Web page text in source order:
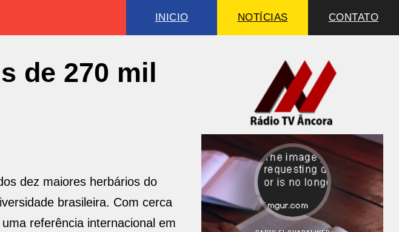
INICIO NOTÍCIAS CONTATO
de 270 mil
dez maiores herbários do
brasileira. Com cerca
referência internacional em